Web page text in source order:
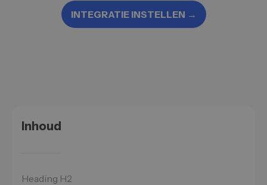
INTEGRATIE INSTELLEN →
Inhoud
Heading H2